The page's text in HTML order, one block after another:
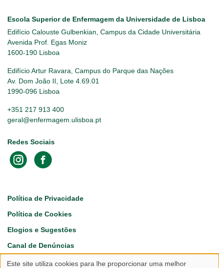
Escola Superior de Enfermagem da Universidade de Lisboa
Edifício Calouste Gulbenkian, Campus da Cidade Universitária
Avenida Prof. Egas Moniz
1600-190 Lisboa
Edifício Artur Ravara, Campus do Parque das Nações
Av. Dom João II, Lote 4.69.01
1990-096 Lisboa
+351 217 913 400
geral@enfermagem.ulisboa.pt
Redes Sociais
Footer
Política de Privacidade
Política de Cookies
Elogios e Sugestões
Canal de Denúncias
Este site utiliza cookies para lhe proporcionar uma melhor